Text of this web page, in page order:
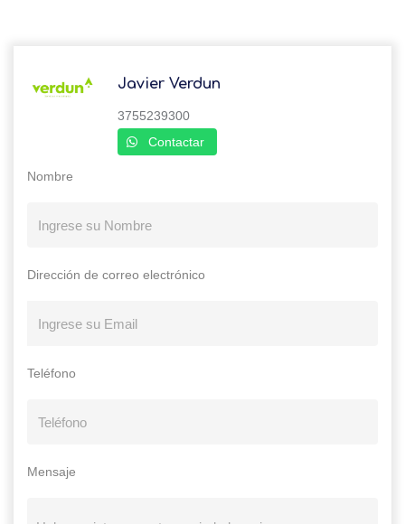
Javier Verdun
3755239300
Contactar
Nombre
Dirección de correo electrónico
Teléfono
Mensaje